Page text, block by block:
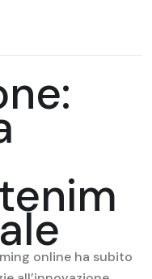
online ha subito